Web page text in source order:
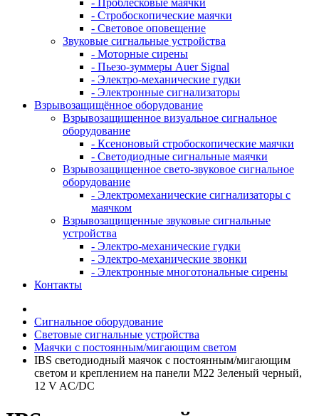
- Проблесковые маячки
- Стробоскопические маячки
- Световое оповещение
Звуковые сигнальные устройства
- Моторные сирены
- Пьезо-зуммеры Auer Signal
- Электро-механические гудки
- Электронные сигнализаторы
Взрывозащищённое оборудование
Взрывозащищенное визуальное сигнальное
оборудование
- Ксеноновый стробоскопические маячки
- Светодиодные сигнальные маячки
Взрывозащищенное свето-звуковое сигнальное
оборудование
- Электромеханические сигнализаторы с
маячком
Взрывозащищенные звуковые сигнальные
устройства
- Электро-механические гудки
- Электро-механические звонки
- Электронные многотональные сирены
Контакты
Сигнальное оборудование
Световые сигнальные устройства
Маячки с постоянным/мигающим светом
IBS светодиодный маячок с постоянным/мигающим
светом и креплением на панели M22 Зеленый черный,
12 V AC/DC